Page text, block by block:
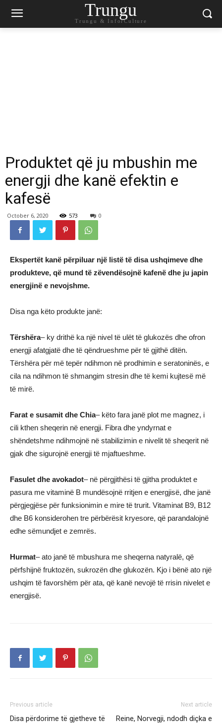
Trungu
Trungu & InforCulture
Produktet që ju mbushin me
energji dhe kanë efektin e
kafesë
October 6, 2020 573 0
Ekspertët kanë përpiluar një listë të disa ushqimeve dhe
produkteve, që mund të zëvendësojnë kafenë dhe ju japin
energjinë e nevojshme.
Disa nga këto produkte janë:
Tërshëra– ky drithë ka një nivel të ulët të glukozës dhe ofron
energji afatgjatë dhe të qëndrueshme për të gjithë ditën.
Tërshëra për më tepër ndihmon në prodhimin e seratoninës, e
cila na ndihmon të shmangim stresin dhe të kemi kujtesë më
të mirë.
Farat e susamit dhe Chia– këto fara janë plot me magnez, i
cili kthen sheqerin në energji. Fibra dhe yndyrnat e
shëndetshme ndihmojnë në stabilizimin e nivelit të sheqerit në
gjak dhe sigurojnë energji të mjaftueshme.
Fasulet dhe avokadot– në përgjithësi të gjitha produktet e
pasura me vitaminë B mundësojnë rritjen e energjisë, dhe janë
përgjegjëse për funksionimin e mire të trurit. Vitaminat B9, B12
dhe B6 konsiderohen tre përbërësit kryesore, që parandalojnë
edhe sëmundjet e zemrës.
Hurmat– ato janë të mbushura me sheqerna natyralë, që
përfshijnë fruktozën, sukrozën dhe glukozën. Kjo i bënë ato një
ushqim të favorshëm për ata, që kanë nevojë të rrisin nivelet e
energjisë.
Previous article
Disa përdorime të gjetheve të
Next article
Reine, Norvegji, ndodh diçka e